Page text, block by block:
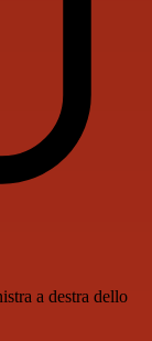
a destra dello